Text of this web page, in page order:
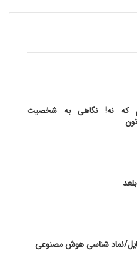
که نه! نگاهی به شخصیت
نماد شناسی هوش مصنوعی